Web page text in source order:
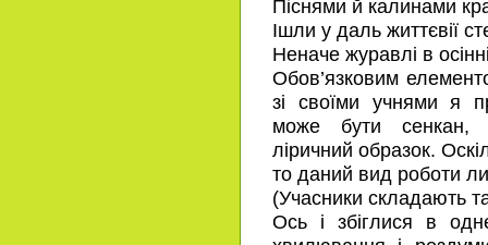
Піснями й калинами
Ішли у даль життєвії
Неначе журавлі в
Обов’язковим
зі своїми учнями я
може бути сенкан,
ліричний образок.
то даний вид роботи
(Учасники складають
Ось і збіглися в